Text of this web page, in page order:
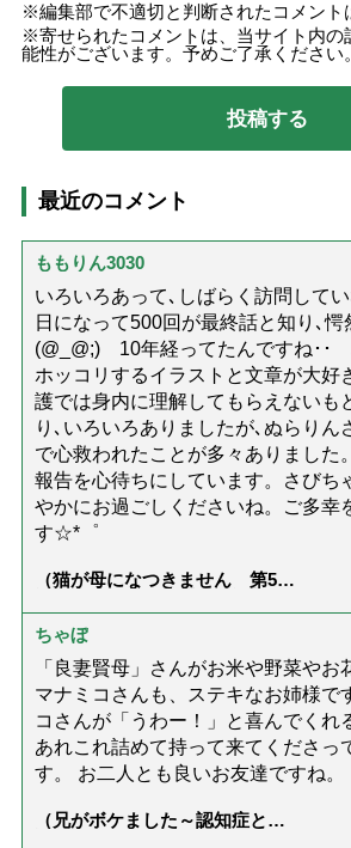
編集部で不適切と判断されたコメント
寄せられたコメントは、当サイト内の
能性がございます。予めご了承ください。
最近のコメント
ももりん3030
いろいろあって､しばらく訪問して
日になって500回が最終話と知り､愕
(@_@;) 10年経ってたんですね･･
ホッコリするイラストと文章が大
護では身内に理解してもらえないも
り､いろいろありましたが､ぬらりん
で心救われたことが多々ありました
報告を心待ちにしています。さびち
やかにお過ごしくださいね。ご多幸
す☆*゜
（猫が母になつきません 第500
ちゃぼ
「良妻賢母」さんがお米や野菜やお
マナミコさんも、ステキなお姉様で
コさんが「うわー！」と喜んでくれ
あれこれ詰めて持って来てくださっ
す。 お二人とも良いお友達ですね。
（兄がボケました～認知症と介